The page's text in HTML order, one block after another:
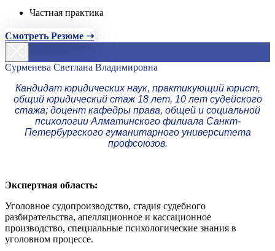
Частная практика
Смотреть Резюме ➝
Сурменева Светлана Владимировна
Кандидат юридических наук, практикующий юрист,
общий юридический стаж 18 лет, 10 лет судейского
стажа; доцент кафедры права, общей и социальной
психологии Алматинского филиала Санкт-
Петербургского гуманитарного университета
профсоюзов.
Экспертная область:
Уголовное судопроизводство, стадия судебного
разбирательства, апелляционное и кассационное
производство, специальные психологические знания в
уголовном процессе.